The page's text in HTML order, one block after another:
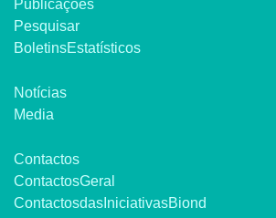
Publicações
Pesquisar
Boletins Estatísticos
Notícias
Media
Contactos
Contactos Geral
Contactos das Iniciativas Biond